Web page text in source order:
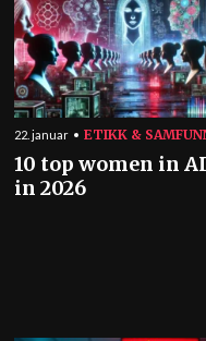
22. januar ETIKK &
10 top women in AI
in 2026